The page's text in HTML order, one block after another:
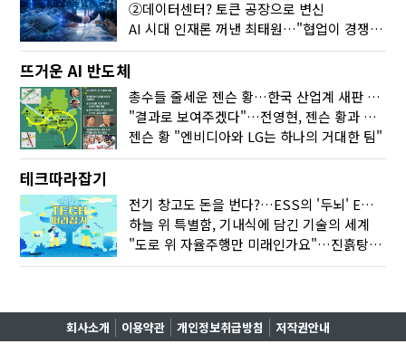
②데이터센터? 토큰 공장으로 변신
AI 시대 인재론 꺼낸 최태원…"협업이 경쟁력"
뜨거운 AI 반도체
총수들 줄세운 젠슨 황…한국 산업계 새판 짰다
"결과로 보여주겠다"…전영현, 젠슨 황과 HBM5 논의
젠슨 황 "엔비디아와 LG는 하나의 거대한 팀"
테크따라잡기
전기 창고도 돈을 번다?…ESS의 '두뇌' EMO가 뭐길래
하늘 위 특별함, 기내식에 담긴 기술의 세계
"도로 위 자율주행만 미래인가요"…진흙탕서 길 내는 HD현대 AI 기술
회사소개 이용약관 개인정보취급방침 저작권안내